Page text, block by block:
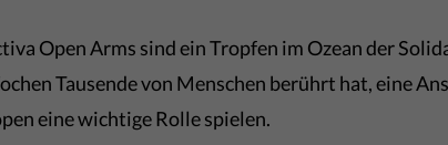
Open Arms sind ein Tropfen im Ozean der
Tausende von Menschen berührt hat, eine
eine wichtige Rolle spielen.